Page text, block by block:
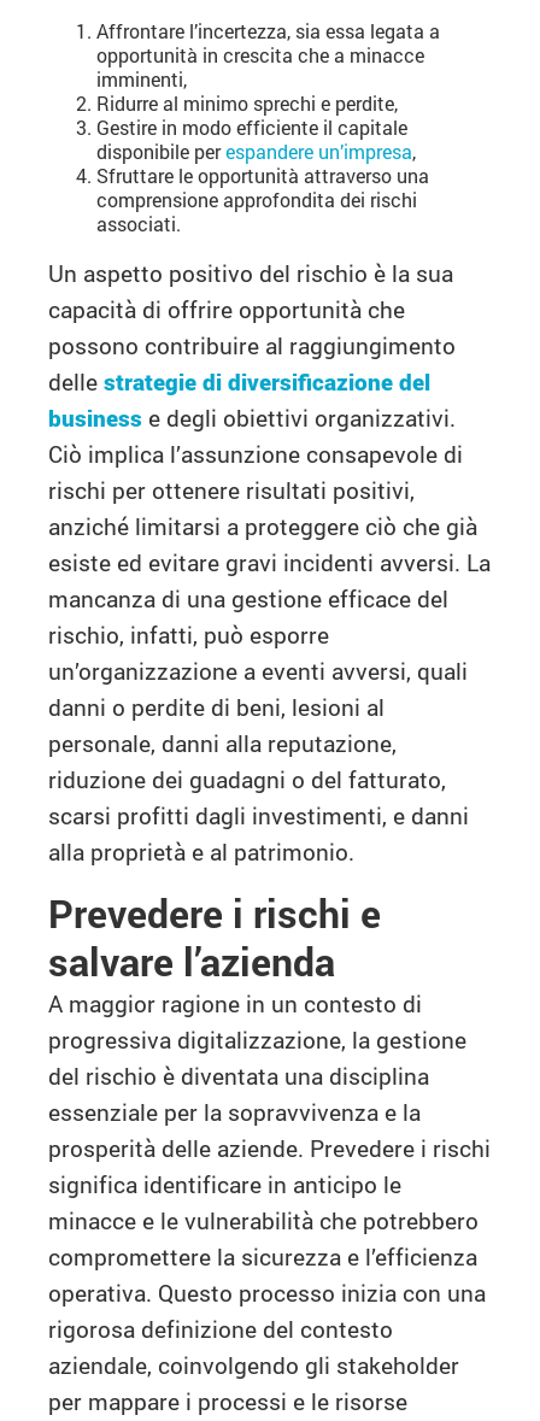
Affrontare l’incertezza, sia essa legata a
opportunità in crescita che a minacce
imminenti,
Ridurre al minimo sprechi e perdite,
Gestire in modo efficiente il capitale
disponibile perespandere un’impresa,
Sfruttare le opportunità attraverso una
comprensione approfondita dei rischi
associati.
Un aspetto positivo del rischio è la sua
capacità di offrire opportunità che
possono contribuire al raggiungimento
delle strategie di diversificazione del
business e degli obiettivi organizzativi.
Ciò implica l’assunzione consapevole di
rischi per ottenere risultati positivi,
anziché limitarsi a proteggere ciò che già
esiste ed evitare gravi incidenti avversi. La
mancanza di una gestione efficace del
rischio, infatti, può esporre
un’organizzazione a eventi avversi, quali
danni o perdite di beni, lesioni al
personale, danni alla reputazione,
riduzione dei guadagni o del fatturato,
scarsi profitti dagli investimenti, e danni
alla proprietà e al patrimonio.
Prevedere i rischi e
salvare l’azienda
A maggior ragione in un contesto di
progressiva digitalizzazione, la gestione
del rischio è diventata una disciplina
essenziale per la sopravvivenza e la
prosperità delle aziende. Prevedere i rischi
significa identificare in anticipo le
minacce e le vulnerabilità che potrebbero
compromettere la sicurezza e l’efficienza
operativa. Questo processo inizia con una
rigorosa definizione del contesto
aziendale, coinvolgendo gli stakeholder
per mappare i processi e le risorse